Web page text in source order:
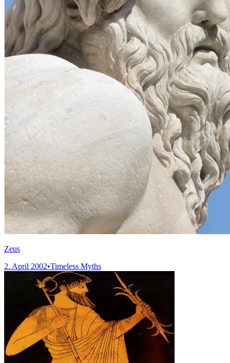
Zeus
2. April 2002•Timeless Myths